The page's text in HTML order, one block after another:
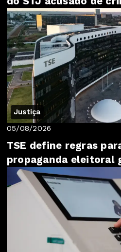
Justiça
05/08/2026
TSE define regras
propaganda eleitoral